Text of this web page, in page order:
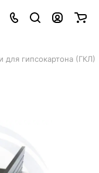
для гипсокартона (ГКЛ)